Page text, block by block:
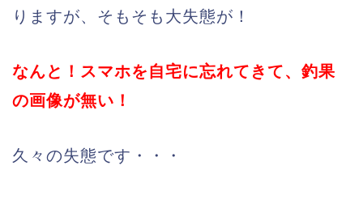
りますが、そもそも大失態が！
なんと！スマホを自宅に忘れてきて、釣果
の画像が無い！
久々の失態です・・・